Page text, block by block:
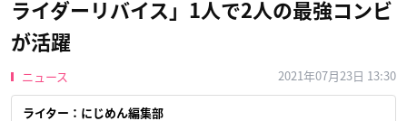
ライダーリバイス」1人で2人の最強コンビ
が活躍
ニュース 2021年07月23日 13:30
ライター：にじめん編集部